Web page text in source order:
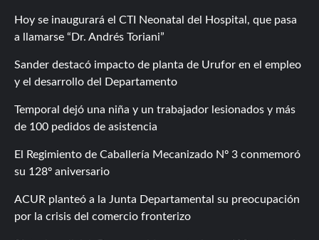
Hoy se inaugurará el CTI Neonatal del Hospital, que pasa
a llamarse “Dr. Andrés Toriani”
Sander destacó impacto de planta de Urufor en el empleo
y el desarrollo del Departamento
Temporal dejó una niña y un trabajador lesionados y más
de 100 pedidos de asistencia
El Regimiento de Caballería Mecanizado Nº 3 conmemoró
su 128º aniversario
ACUR planteó a la Junta Departamental su preocupación
por la crisis del comercio fronterizo